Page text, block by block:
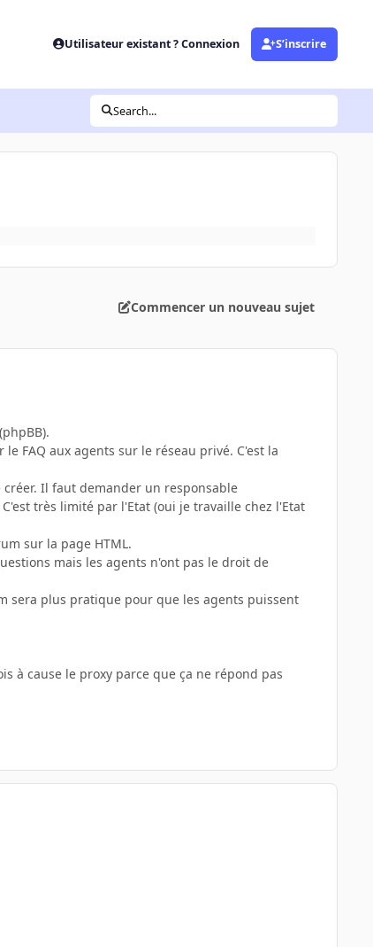
Utilisateur existant ? Connexion S’inscrire
Search...
Commencer un nouveau sujet
FAQ aux agents sur le réseau privé. C'est la
Il faut demander un responsable
très limité par l'Etat (oui je travaille chez l'Etat
sur la page HTML.
mais les agents n'ont pas le droit de
sera plus pratique pour que les agents puissent
à cause le proxy parce que ça ne répond pas